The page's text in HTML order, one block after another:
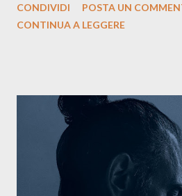
testo ibrido tra italiano e siciliano, e
La canzone racconta la difficoltà di
sotto il peso della realtà. Ma lo fa
forma di assoluzione, nel vivere e nel
anche quando l’aria sembra farsi più
dichiarazione d’intenti: Cico Messina
CONDIVIDI
POSTA UN
CONTINUA A LEGGERE